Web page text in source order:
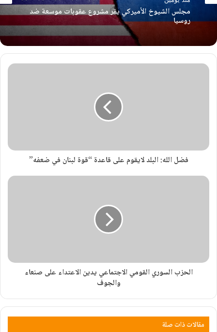
مجلس الشيوخ الأميركي يقر مشروع عقوبات موسعة ضد
روسيا
فضل الله: البلد لايقوم على قاعدة “قوة لبنان في ضعفه”
الحزب السوري القومي الاجتماعي يدين الاعتداء على صنعاء
والجوف
مقالات ذات صلة